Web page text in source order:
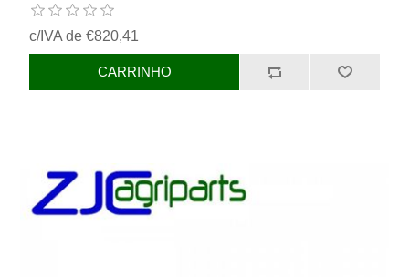
c/IVA de €820,41